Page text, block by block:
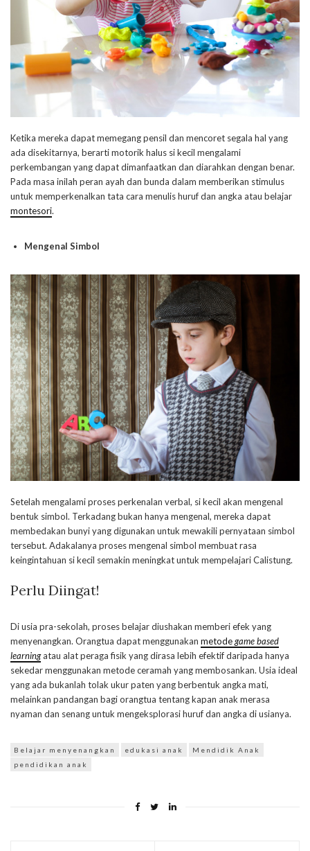
Ketika mereka dapat memegang pensil dan mencoret segala hal yang
ada disekitarnya, berarti motorik halus si kecil mengalami
perkembangan yang dapat dimanfaatkan dan diarahkan dengan benar.
Pada masa inilah peran ayah dan bunda dalam memberikan stimulus
untuk memperkenalkan tata cara menulis huruf dan angka atau belajar
montesori.
Mengenal Simbol
Setelah mengalami proses perkenalan verbal, si kecil akan mengenal
bentuk simbol. Terkadang bukan hanya mengenal, mereka dapat
membedakan bunyi yang digunakan untuk mewakili pernyataan simbol
tersebut. Adakalanya proses mengenal simbol membuat rasa
keingintahuan si kecil semakin meningkat untuk mempelajari Calistung.
Perlu Diingat!
Di usia pra-sekolah, proses belajar diushakan memberi efek yang
menyenangkan. Orangtua dapat menggunakan metodegame based
learningatau alat peraga fisik yang dirasa lebih efektif daripada hanya
sekedar menggunakan metode ceramah yang membosankan. Usia ideal
yang ada bukanlah tolak ukur paten yang berbentuk angka mati,
melainkan pandangan bagi orangtua tentang kapan anak merasa
nyaman dan senang untuk mengeksplorasi huruf dan angka di usianya.
Belajar menyenangkan edukasi anak
Mendidik Anak
pendidikan anak